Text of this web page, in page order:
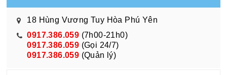
18 Hùng Vương Tuy Hòa Phú Yên
0917.386.059 (7h00-21h0)
0917.386.059 (Gọi 24/7)
0917.386.059 (Quản lý)